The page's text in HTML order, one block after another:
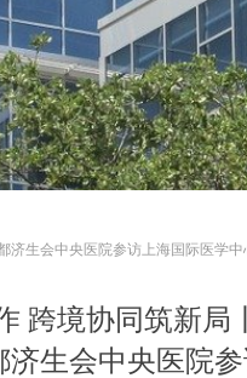
跨境协同筑新
济生会中央医院
济生会中央医院参访上海国际医学中